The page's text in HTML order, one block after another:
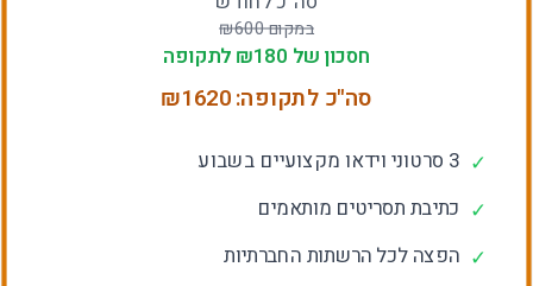
במקום ₪600
חסכון של ₪ 180 לתקופה
סה"כ לתקופה: ₪1620
✓ 3 סרטוני וידאו מקצועיים בשבוע
✓ כתיבת תסריטים מותאמים
✓ הפצה לכל הרשתות החברתיות